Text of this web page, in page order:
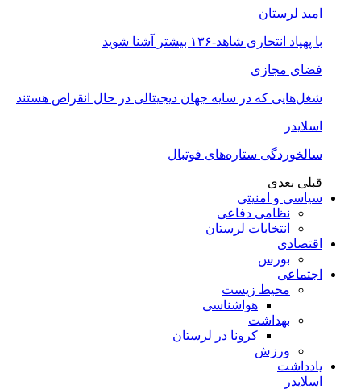
امید لرستان
با پهپاد انتحاری شاهد-۱۳۶ بیشتر آشنا شوید
فضای مجازی
شغل‌‌هایی که در سایه جهان دیجیتالی در حال انقراض هستند
اسلایدر
سالخوردگی ستاره‌های فوتبال
قبلی بعدی
سیاسی و امنیتی
نظامی دفاعی
انتخابات لرستان
اقتصادی
بورس
اجتماعی
محیط زیست
هواشناسی
بهداشت
کرونا در لرستان
ورزش
یادداشت
اسلایدر